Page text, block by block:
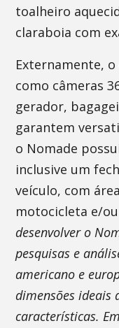
toalheiro
claraboia com
Externamente,
como câmeras
gerador,
garantem
o Nomade
inclusive um
veículo, com
motocicleta e/
desenvolver o
pesquisas e
americano e
dimensões ideais
características.